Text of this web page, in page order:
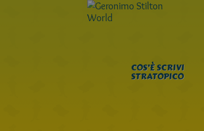
COS’È SCRIVI
STRATOPICO